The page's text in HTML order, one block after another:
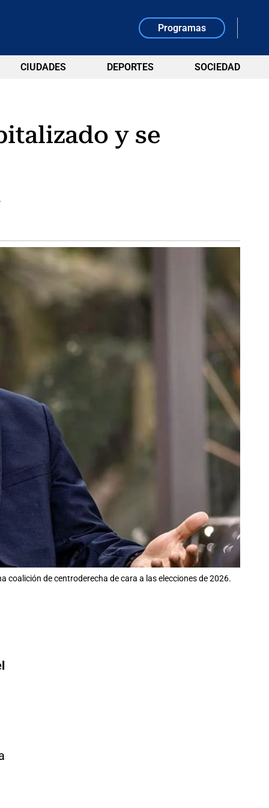
Programas
CIUDADES DEPORTES SOCIEDAD
y se
coalición de centroderecha de cara a las elecciones de 2026.